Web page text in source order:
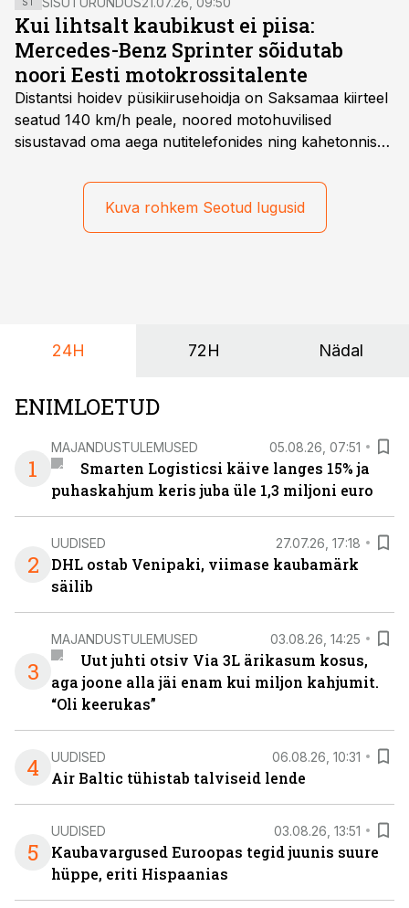
Kui lihtsalt kaubikust ei piisa:
Mercedes-Benz Sprinter sõidutab
noori Eesti motokrossitalente
Distantsi hoidev püsikiirusehoidja on Saksamaa kiirteel
seatud 140 km/h peale, noored motohuvilised
sisustavad oma aega nutitelefonides ning kahetonnises
varustusega. Õige pea on Prantsusmaal, Romagnes
algamas juuniorite motokrossi
maailmameistrivõistlused.
Kuva rohkem Seotud lugusid
24H 72H Nädal
ENIMLOETUD
1
MAJANDUSTULEMUSED 05.08.26, 07:51
Smarten Logisticsi käive langes 15% ja
puhaskahjum keris juba üle 1,3 miljoni euro
2
UUDISED 27.07.26, 17:18
DHL ostab Venipaki, viimase kaubamärk
säilib
3
MAJANDUSTULEMUSED 03.08.26, 14:25
Uut juhti otsiv Via 3L ärikasum kosus,
aga joone alla jäi enam kui miljon kahjumit.
“Oli keerukas”
4 UUDISED 06.08.26, 10:31
Air Baltic tühistab talviseid lende
5
UUDISED 03.08.26, 13:51
Kaubavargused Euroopas tegid juunis suure
hüppe, eriti Hispaanias